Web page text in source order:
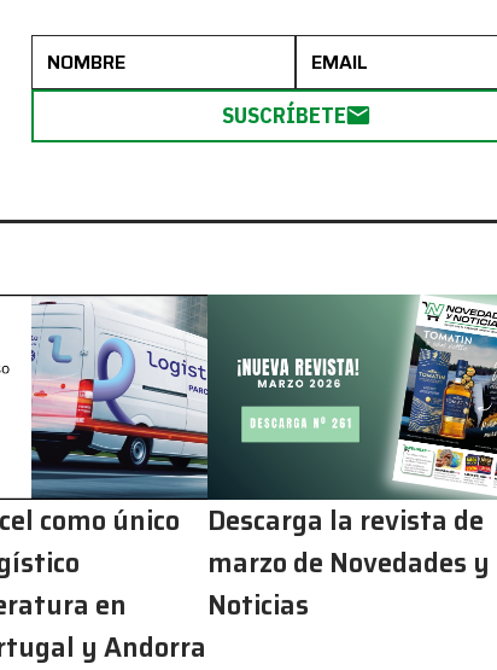
SUSCRÍBETE
como único
en
y Andorra
Descarga la revista de
marzo de Novedades y
Noticias